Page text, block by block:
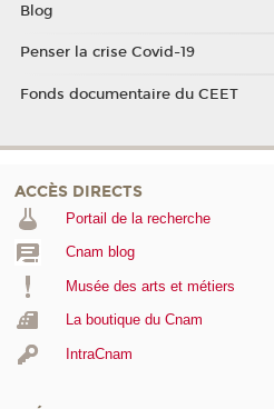
Blog
Penser la crise Covid-19
Fonds documentaire du CEET
ACCÈS DIRECTS
Portail de la recherche
Cnam blog
Musée des arts et métiers
La boutique du Cnam
IntraCnam